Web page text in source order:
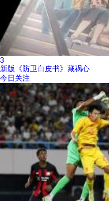
3
新版《防卫白皮书》藏祸心
今日关注